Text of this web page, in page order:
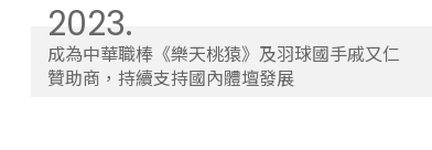
2023.
成為中華職棒《樂天桃猿》及羽球國手戚又仁
贊助商，持續支持國內體壇發展